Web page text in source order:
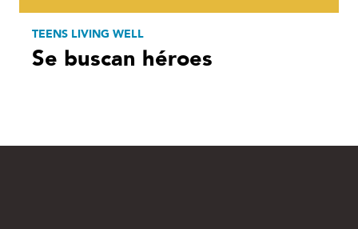
TEENS LIVING WELL
Se buscan héroes